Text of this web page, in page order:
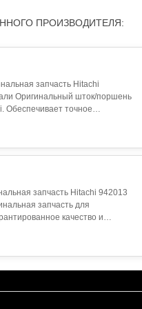
ПРОИЗВОДИТЕЛЯ:
запчасть Hitachi
Оригинальный шток/поршень
Обеспечивает точное
ROD; PISTON Категория:
запчасть Hitachi 942013
запчасть для
качество и
(SKU): 942013